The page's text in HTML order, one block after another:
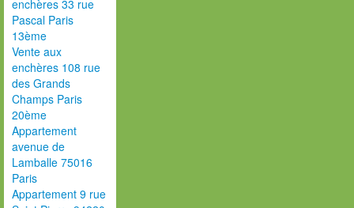
enchères 33 rue
Pascal Paris
13ème
Vente aux
enchères 108 rue
des Grands
Champs Paris
20ème
Appartement
avenue de
Lamballe 75016
Paris
Appartement 9 rue